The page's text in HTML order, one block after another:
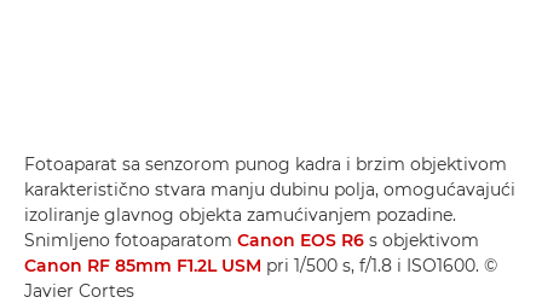
Fotoaparat sa senzorom punog kadra i brzim objektivom
karakteristično stvara manju dubinu polja, omogućavajući
izoliranje glavnog objekta zamućivanjem pozadine.
Snimljeno fotoaparatom Canon EOS R6 s objektivom
Canon RF 85mm F1.2L USM pri 1/500 s, f/1.8 i ISO1600. ©
Javier Cortes